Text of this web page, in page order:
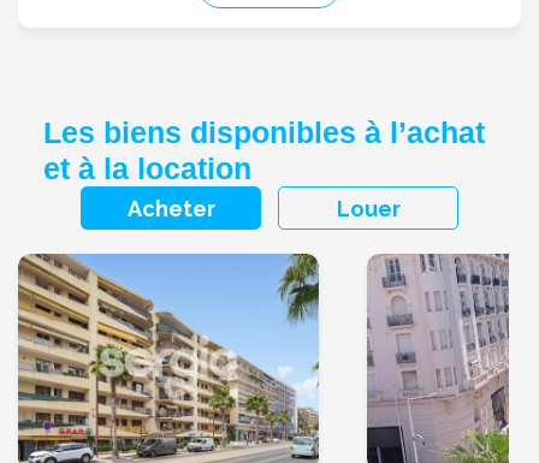
Les biens disponibles à l’achat
et à la location
Acheter Louer